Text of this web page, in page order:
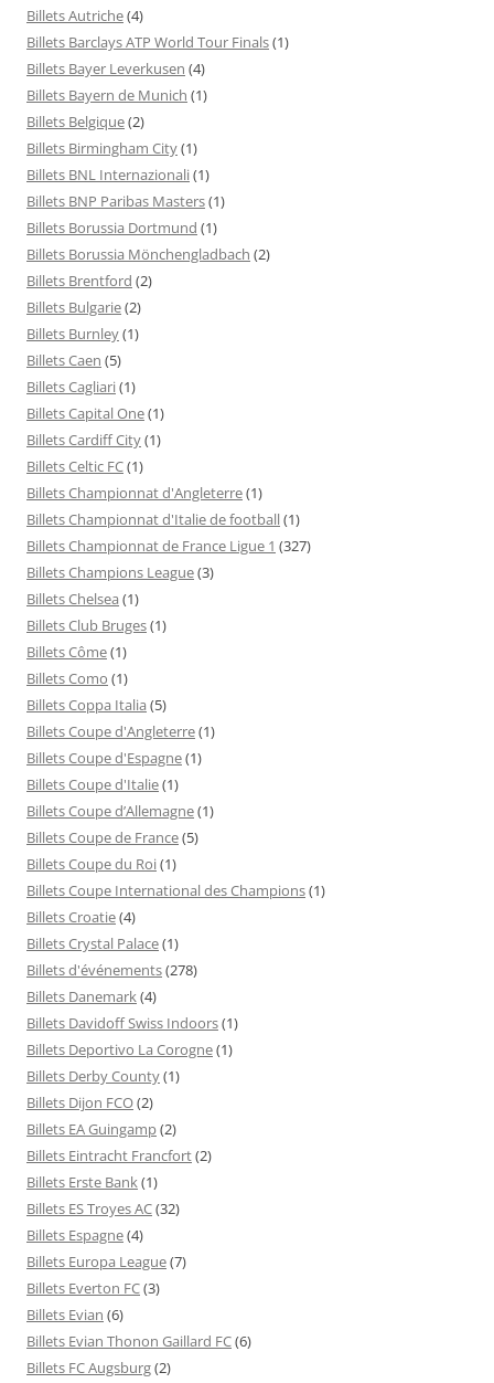
Billets Autriche(4)
Billets Barclays ATP World Tour Finals(1)
Billets Bayer Leverkusen (4)
Billets Bayern de Munich (1)
Billets Belgique(2)
Billets Birmingham City(1)
Billets BNL Internazionali(1)
Billets BNP Paribas Masters(1)
Billets Borussia Dortmund (1)
Billets Borussia Mönchengladbach (2)
Billets Brentford (2)
Billets Bulgarie(2)
Billets Burnley(1)
Billets Caen (5)
Billets Cagliari(1)
Billets Capital One(1)
Billets Cardiff City(1)
Billets Celtic FC(1)
Billets Championnat d'Angleterre(1)
Billets Championnat d'Italie de football(1)
Billets Championnat de France Ligue 1 (327)
Billets Champions League(3)
Billets Chelsea (1)
Billets Club Bruges(1)
Billets Côme(1)
Billets Como (1)
Billets Coppa Italia (5)
Billets Coupe d'Angleterre(1)
Billets Coupe d'Espagne(1)
Billets Coupe d'Italie(1)
Billets Coupe d’Allemagne(1)
Billets Coupe de France(5)
Billets Coupe du Roi(1)
Billets Coupe International des Champions(1)
Billets Croatie(4)
Billets Crystal Palace(1)
Billets d'événements(278)
Billets Danemark(4)
Billets Davidoff Swiss Indoors(1)
Billets Deportivo La Corogne(1)
Billets Derby County(1)
Billets Dijon FCO(2)
Billets EA Guingamp(2)
Billets Eintracht Francfort(2)
Billets Erste Bank(1)
Billets ES Troyes AC(32)
Billets Espagne(4)
Billets Europa League(7)
Billets Everton FC(3)
Billets Evian (6)
Billets Evian Thonon Gaillard FC(6)
Billets FC Augsburg(2)